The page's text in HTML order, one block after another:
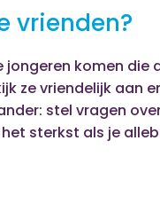
vrienden?
komen die
ze vriendelijk aan
stel vragen
sterkst als je